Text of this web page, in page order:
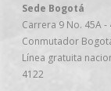
Sede Bogotá
Carrera 9 No. 45A -
Conmutador
Línea gratuita
4122